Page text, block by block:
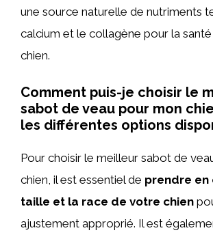
une source naturelle de nutriments
calcium et le collagène pour la
chien.
Comment puis-je choisir le
sabot de veau pour mon
les différentes options
Pour choisir le meilleur sabot de
chien, il est essentiel de prendre en
taille et la race de votre chien
ajustement approprié. Il est